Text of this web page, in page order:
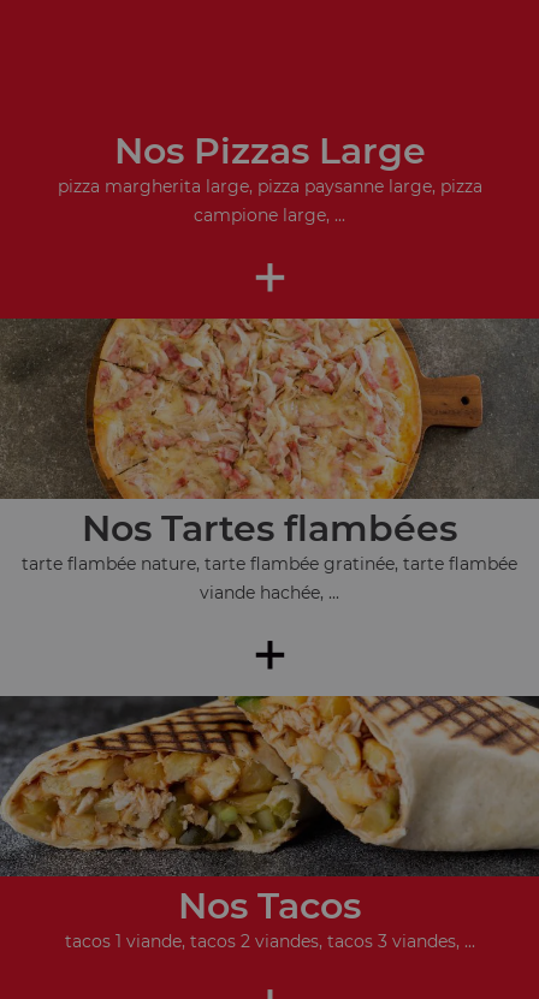
Nos Pizzas Large
pizza margherita large, pizza paysanne large, pizza
campione large, ...
+
Nos Tartes flambées
tarte flambée nature, tarte flambée gratinée, tarte flambée
viande hachée, ...
+
Nos Tacos
tacos 1 viande, tacos 2 viandes, tacos 3 viandes, ...